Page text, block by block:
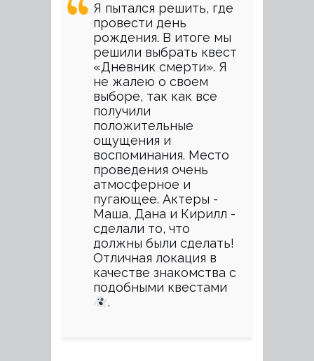
Я пытался решить, где
провести день
рождения. В итоге мы
решили выбрать квест
«Дневник смерти». Я
не жалею о своем
выборе, так как все
получили
положительные
ощущения и
воспоминания. Место
проведения очень
атмосферное и
пугающее. Актеры -
Маша, Дана и Кирилл -
сделали то, что
должны были сделать!
Отличная локация в
качестве знакомства с
подобными квестами
.